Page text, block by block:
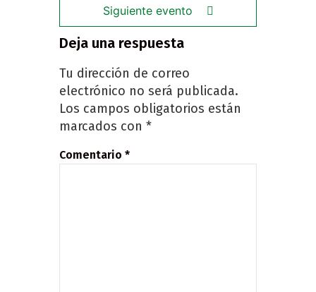
Siguiente evento
Deja una respuesta
Tu dirección de correo
electrónico no será publicada.
Los campos obligatorios están
marcados con *
Comentario *